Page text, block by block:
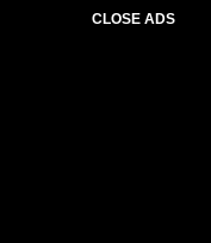
CLOSE ADS